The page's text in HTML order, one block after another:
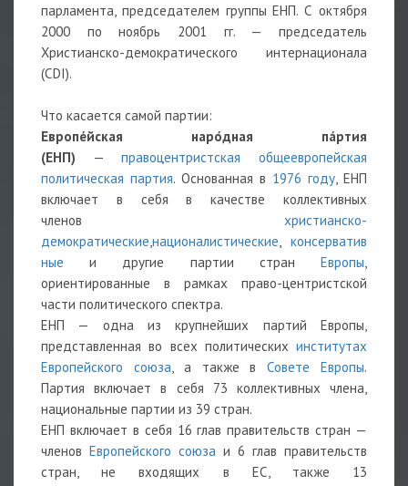
парламента, председателем группы ЕНП. С октября
2000 по ноябрь 2001 гг. — председатель
Христианско-демократического интернационала
(CDI).
Что касается самой партии:
Европе́йская наро́дная па́ртия
(ЕНП) —правоцентристская
общеевропейская
политическая партия. Основанная в 1976 году, ЕНП
включает в себя в качестве коллективных
членов христианско-
демократические,националистические, консерватив
ные и другие партии стран Европы,
ориентированные в рамках право-центристской
части политического спектра.
ЕНП — одна из крупнейших партий Европы,
представленная во всех политических институтах
Европейского союза, а также вСовете Европы.
Партия включает в себя 73 коллективных члена,
национальные партии из 39 стран.
ЕНП включает в себя 16 глав правительств стран —
членов Европейского союза и 6 глав правительств
стран, не входящих в ЕС, также 13